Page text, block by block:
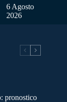
6 Agosto
2026
pronostico